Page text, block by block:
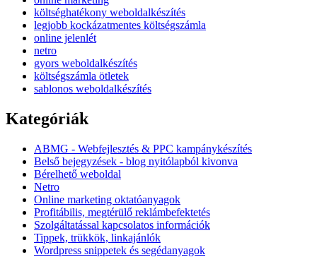
költséghatékony weboldalkészítés
legjobb kockázatmentes költségszámla
online jelenlét
netro
gyors weboldalkészítés
költségszámla ötletek
sablonos weboldalkészítés
Kategóriák
ABMG - Webfejlesztés & PPC kampánykészítés
Belső bejegyzések - blog nyitólapból kivonva
Bérelhető weboldal
Netro
Online marketing oktatóanyagok
Profitábilis, megtérülő reklámbefektetés
Szolgáltatással kapcsolatos információk
Tippek, trükkök, linkajánlók
Wordpress snippetek és segédanyagok